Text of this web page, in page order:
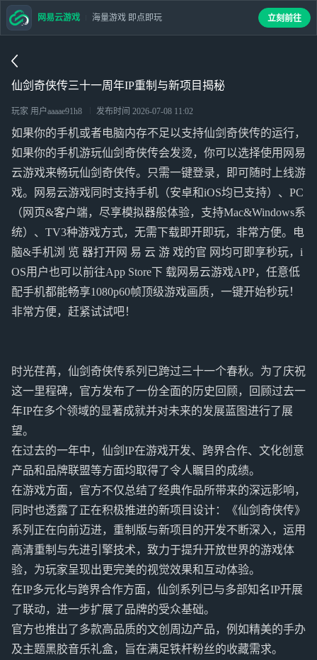
仙剑奇侠传三十一周年IP重制与新项目揭秘
玩家 用户aaaae91h8 发布时间 2026-07-08 11:02
如果你的手机或者电脑内存不足以支持仙剑奇侠传的运行，
如果你的手机游玩仙剑奇侠传会发烫，你可以选择使用网易
云游戏来畅玩仙剑奇侠传。只需一键登录，即可随时上线游
戏。网易云游戏同时支持手机（安卓和iOS均已支持）、PC
（网页&客户端，尽享模拟器般体验，支持Mac&Windows系
统）、TV3种游戏方式，无需下载即开即玩，非常方便。电
脑&手机浏 览 器打开网 易 云 游 戏的官 网均可即享秒玩，i
OS用户也可以前往App Store下 载网易云游戏APP，任意低
配手机都能畅享1080p60帧顶级游戏画质，一键开始秒玩！
非常方便，赶紧试试吧！
时光荏苒，仙剑奇侠传系列已跨过三十一个春秋。为了庆祝
这一里程碑，官方发布了一份全面的历史回顾，回顾过去一
年IP在多个领域的显著成就并对未来的发展蓝图进行了展
望。
在过去的一年中，仙剑IP在游戏开发、跨界合作、文化创意
产品和品牌联盟等方面均取得了令人瞩目的成绩。
在游戏方面，官方不仅总结了经典作品所带来的深远影响，
同时也透露了正在积极推进的新项目设计：《仙剑奇侠传》
系列正在向前迈进，重制版与新项目的开发不断深入，运用
高清重制与先进引擎技术，致力于提升开放世界的游戏体
验，为玩家呈现出更完美的视觉效果和互动体验。
在IP多元化与跨界合作方面，仙剑系列已与多部知名IP开展
了联动，进一步扩展了品牌的受众基础。
官方也推出了多款高品质的文创周边产品，例如精美的手办
及主题黑胶音乐礼盒，旨在满足铁杆粉丝的收藏需求。
网易云游戏 海量游戏 即点即玩 立刻前往